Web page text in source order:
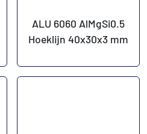
ALU 6060 AlMgSi0.5
Hoeklijn 40x30x3 mm